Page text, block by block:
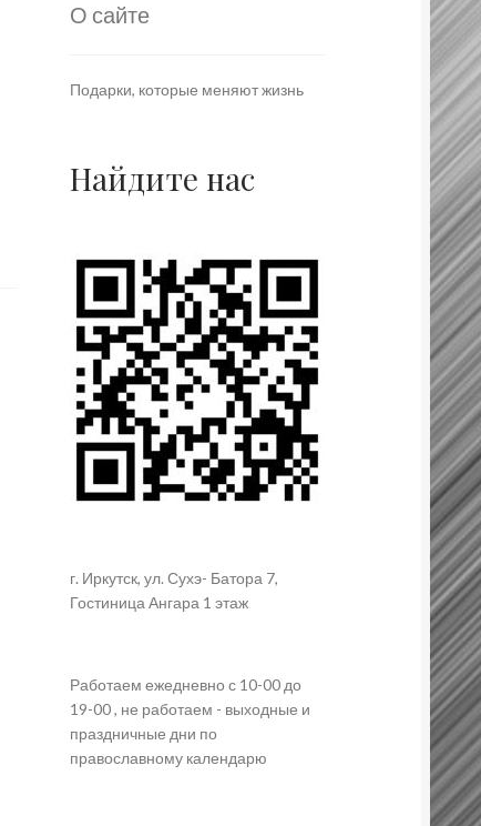
О сайте
Подарки, которые меняют жизнь
Найдите нас
г. Иркутск, ул. Сухэ- Батора 7,
Гостиница Ангара 1 этаж
Работаем ежедневно с 10-00 до
19-00 , не работаем - выходные и
праздничные дни по
православному календарю